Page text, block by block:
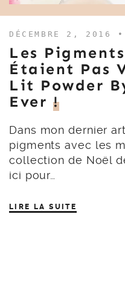
DÉCEMBRE 2, 2016
Les
Étaient Pas
Lit Powder
Ever !
Dans mon dernier
pigments avec les
collection de Noël
ici pour…
LIRE LA SUITE